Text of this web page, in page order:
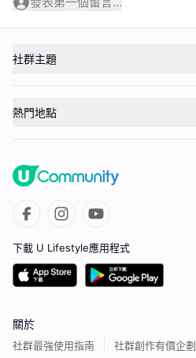
社群主題
熱門地點
下載 U Lifestyle應用程式
關於
社群最強使用指南 社群創作有價企劃